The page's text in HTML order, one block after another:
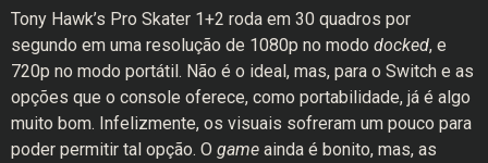
Tony Hawk’s Pro Skater 1+2 roda em 30 quadros por
segundo em uma resolução de 1080p no modo docked, e
720p no modo portátil. Não é o ideal, mas, para o Switch e as
opções que o console oferece, como portabilidade, já é algo
muito bom. Infelizmente, os visuais sofreram um pouco para
poder permitir tal opção. O game ainda é bonito, mas, as